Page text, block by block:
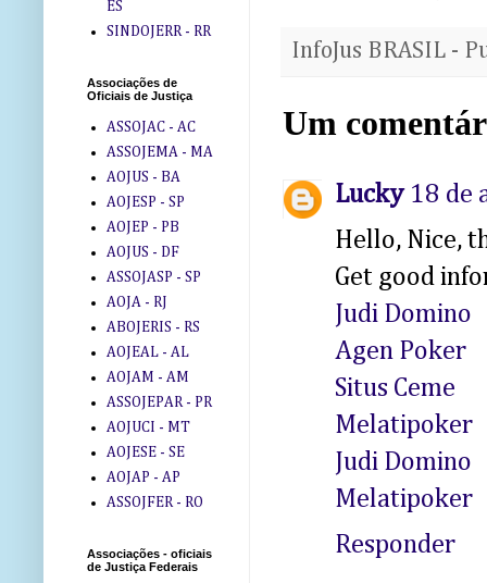
InfoJus BRASIL -
Um
Lucky 18 de
Hello, Nice,
Get good
Judi Domino
Agen Poker
Situs Ceme
Melatipoker
Judi Domino
Melatipoker
Responder
ES
SINDOJERR - RR
Associações de
Oficiais de Justiça
ASSOJAC - AC
ASSOJEMA - MA
AOJUS - BA
AOJESP - SP
AOJEP - PB
AOJUS - DF
ASSOJASP - SP
AOJA - RJ
ABOJERIS - RS
AOJEAL - AL
AOJAM - AM
ASSOJEPAR - PR
AOJUCI - MT
AOJESE - SE
AOJAP - AP
ASSOJFER - RO
Associações - oficiais
de Justiça Federais